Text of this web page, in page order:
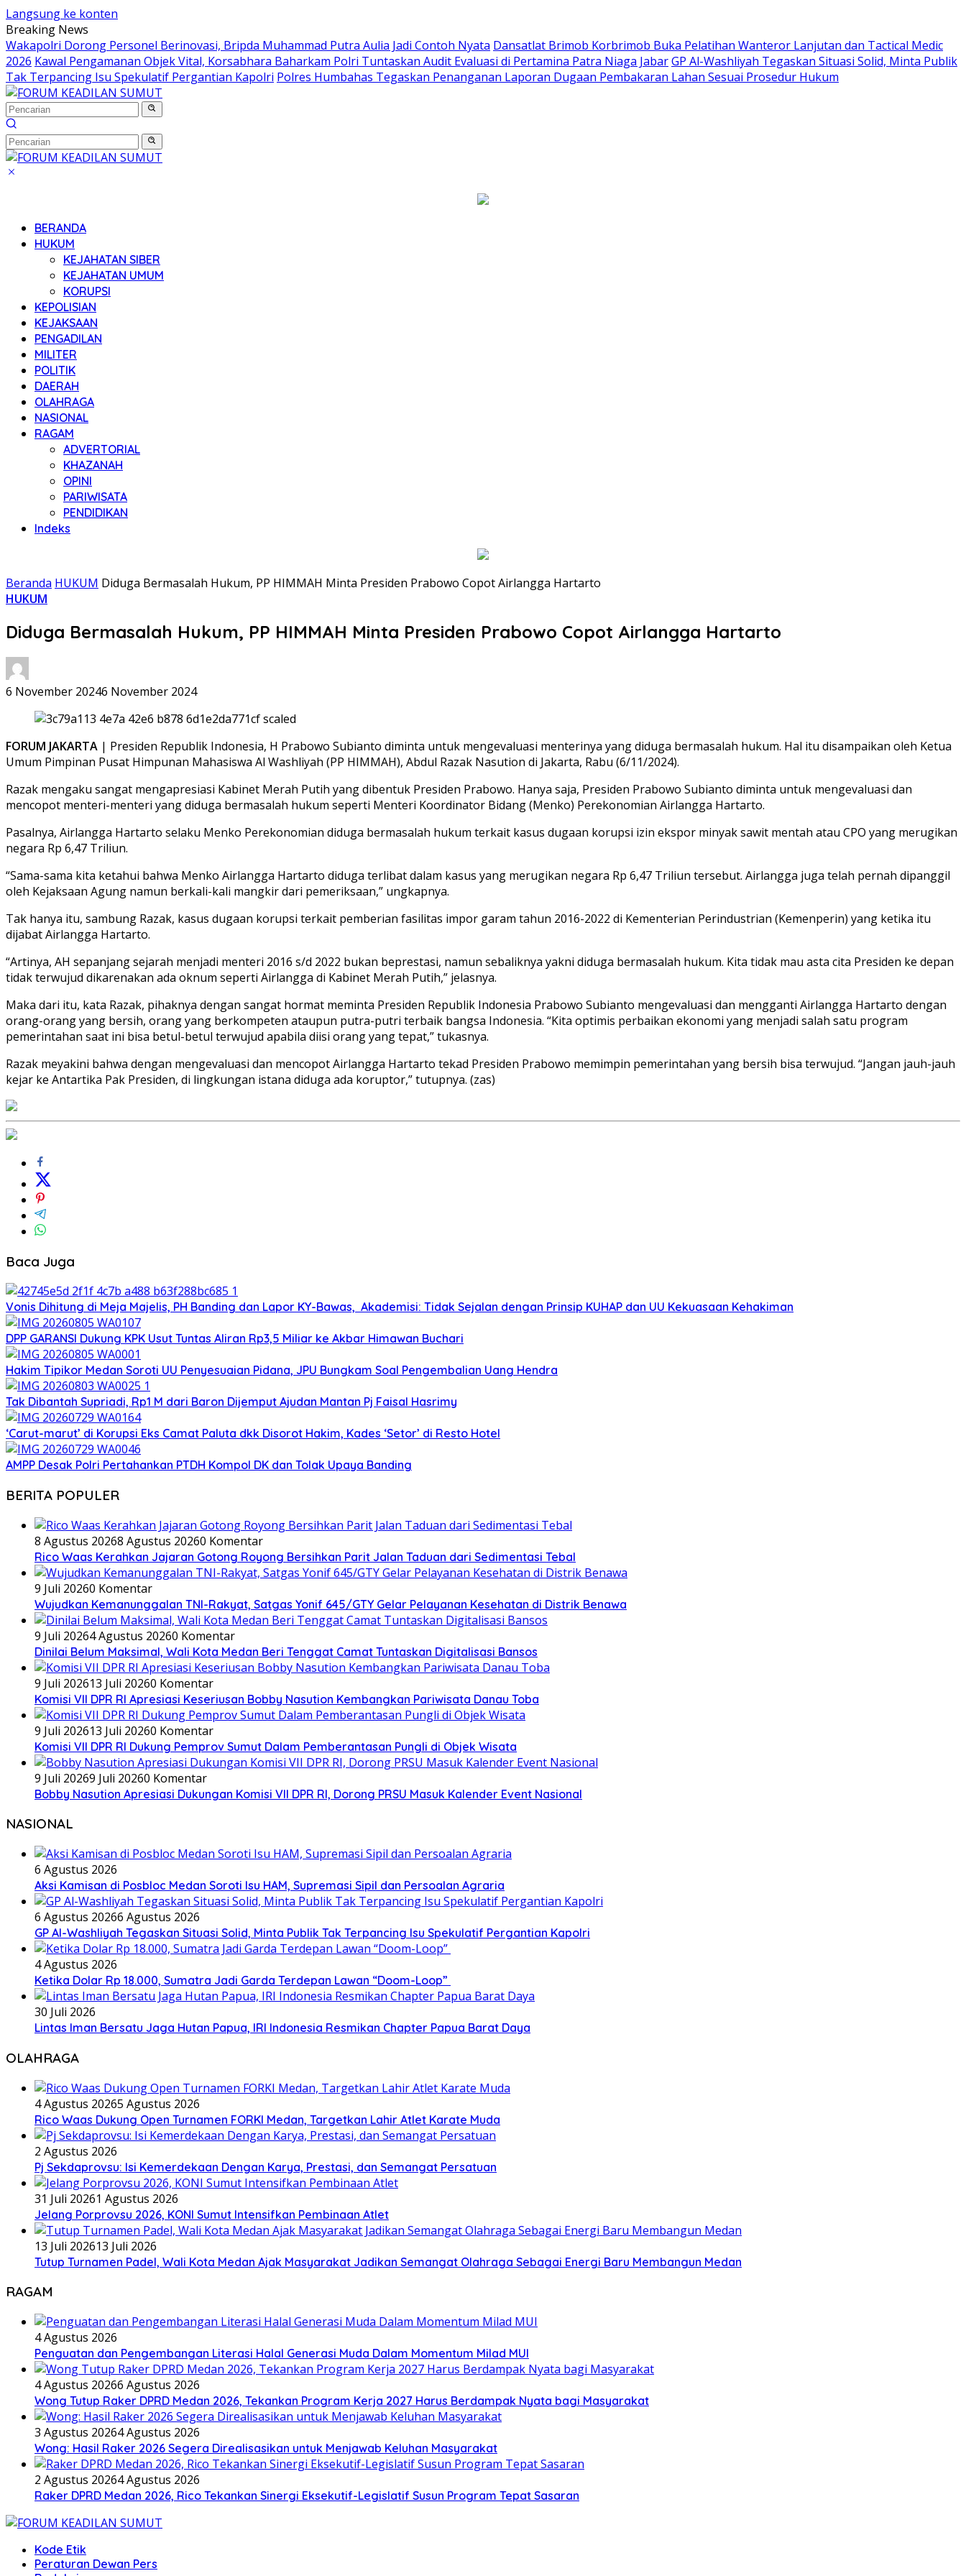
Langsung ke konten
Breaking News
Wakapolri Dorong Personel Berinovasi, Bripda Muhammad Putra Aulia Jadi Contoh Nyata Dansatlat Brimob Korbrimob Buka Pelatihan Wanteror Lanjutan dan Tactical Medic
2026 Kawal Pengamanan Objek Vital, Korsabhara Baharkam Polri Tuntaskan Audit Evaluasi di Pertamina Patra Niaga JabarGP Al-Washliyah Tegaskan Situasi Solid, Minta Publik
Tak Terpancing Isu Spekulatif Pergantian Kapolri Polres Humbahas Tegaskan Penanganan Laporan Dugaan Pembakaran Lahan Sesuai Prosedur Hukum
BERANDA
HUKUM
KEJAHATAN SIBER
KEJAHATAN UMUM
KORUPSI
KEPOLISIAN
KEJAKSAAN
PENGADILAN
MILITER
POLITIK
DAERAH
OLAHRAGA
NASIONAL
RAGAM
ADVERTORIAL
KHAZANAH
OPINI
PARIWISATA
PENDIDIKAN
Indeks
Beranda HUKUM Diduga Bermasalah Hukum, PP HIMMAH Minta Presiden Prabowo Copot Airlangga Hartarto
HUKUM
Diduga Bermasalah Hukum, PP HIMMAH Minta Presiden Prabowo Copot Airlangga Hartarto
6 November 20246 November 2024
FORUM JAKARTA | Presiden Republik Indonesia, H Prabowo Subianto diminta untuk mengevaluasi menterinya yang diduga bermasalah hukum. Hal itu disampaikan oleh Ketua
Umum Pimpinan Pusat Himpunan Mahasiswa Al Washliyah (PP HIMMAH), Abdul Razak Nasution di Jakarta, Rabu (6/11/2024).
Razak mengaku sangat mengapresiasi Kabinet Merah Putih yang dibentuk Presiden Prabowo. Hanya saja, Presiden Prabowo Subianto diminta untuk mengevaluasi dan
mencopot menteri-menteri yang diduga bermasalah hukum seperti Menteri Koordinator Bidang (Menko) Perekonomian Airlangga Hartarto.
Pasalnya, Airlangga Hartarto selaku Menko Perekonomian diduga bermasalah hukum terkait kasus dugaan korupsi izin ekspor minyak sawit mentah atau CPO yang merugikan
negara Rp 6,47 Triliun.
“Sama-sama kita ketahui bahwa Menko Airlangga Hartarto diduga terlibat dalam kasus yang merugikan negara Rp 6,47 Triliun tersebut. Airlangga juga telah pernah dipanggil
oleh Kejaksaan Agung namun berkali-kali mangkir dari pemeriksaan,” ungkapnya.
Tak hanya itu, sambung Razak, kasus dugaan korupsi terkait pemberian fasilitas impor garam tahun 2016-2022 di Kementerian Perindustrian (Kemenperin) yang ketika itu
dijabat Airlangga Hartarto.
“Artinya, AH sepanjang sejarah menjadi menteri 2016 s/d 2022 bukan beprestasi, namun sebaliknya yakni diduga bermasalah hukum. Kita tidak mau asta cita Presiden ke depan
tidak terwujud dikarenakan ada oknum seperti Airlangga di Kabinet Merah Putih,” jelasnya.
Maka dari itu, kata Razak, pihaknya dengan sangat hormat meminta Presiden Republik Indonesia Prabowo Subianto mengevaluasi dan mengganti Airlangga Hartarto dengan
orang-orang yang bersih, orang yang berkompeten ataupun putra-putri terbaik bangsa Indonesia. “Kita optimis perbaikan ekonomi yang menjadi salah satu program
pemerintahan saat ini bisa betul-betul terwujud apabila diisi orang yang tepat,” tukasnya.
Razak meyakini bahwa dengan mengevaluasi dan mencopot Airlangga Hartarto tekad Presiden Prabowo memimpin pemerintahan yang bersih bisa terwujud. “Jangan jauh-jauh
kejar ke Antartika Pak Presiden, di lingkungan istana diduga ada koruptor,” tutupnya. (zas)
Baca Juga
Vonis Dihitung di Meja Majelis, PH Banding dan Lapor KY-Bawas, Akademisi: Tidak Sejalan dengan Prinsip KUHAP dan UU Kekuasaan Kehakiman
DPP GARANSI Dukung KPK Usut Tuntas Aliran Rp3,5 Miliar ke Akbar Himawan Buchari
Hakim Tipikor Medan Soroti UU Penyesuaian Pidana, JPU Bungkam Soal Pengembalian Uang Hendra
Tak Dibantah Supriadi, Rp1 M dari Baron Dijemput Ajudan Mantan Pj Faisal Hasrimy
‘Carut-marut’ di Korupsi Eks Camat Paluta dkk Disorot Hakim, Kades ‘Setor’ di Resto Hotel
AMPP Desak Polri Pertahankan PTDH Kompol DK dan Tolak Upaya Banding
BERITA POPULER
8 Agustus 20268 Agustus 20260 Komentar
Rico Waas Kerahkan Jajaran Gotong Royong Bersihkan Parit Jalan Taduan dari Sedimentasi Tebal
9 Juli 20260 Komentar
Wujudkan Kemanunggalan TNI-Rakyat, Satgas Yonif 645/GTY Gelar Pelayanan Kesehatan di Distrik Benawa
9 Juli 20264 Agustus 20260 Komentar
Dinilai Belum Maksimal, Wali Kota Medan Beri Tenggat Camat Tuntaskan Digitalisasi Bansos
9 Juli 202613 Juli 20260 Komentar
Komisi VII DPR RI Apresiasi Keseriusan Bobby Nasution Kembangkan Pariwisata Danau Toba
9 Juli 202613 Juli 20260 Komentar
Komisi VII DPR RI Dukung Pemprov Sumut Dalam Pemberantasan Pungli di Objek Wisata
9 Juli 20269 Juli 20260 Komentar
Bobby Nasution Apresiasi Dukungan Komisi VII DPR RI, Dorong PRSU Masuk Kalender Event Nasional
NASIONAL
6 Agustus 2026
Aksi Kamisan di Posbloc Medan Soroti Isu HAM, Supremasi Sipil dan Persoalan Agraria
6 Agustus 20266 Agustus 2026
GP Al-Washliyah Tegaskan Situasi Solid, Minta Publik Tak Terpancing Isu Spekulatif Pergantian Kapolri
4 Agustus 2026
Ketika Dolar Rp 18.000, Sumatra Jadi Garda Terdepan Lawan “Doom-Loop”
30 Juli 2026
Lintas Iman Bersatu Jaga Hutan Papua, IRI Indonesia Resmikan Chapter Papua Barat Daya
OLAHRAGA
4 Agustus 20265 Agustus 2026
Rico Waas Dukung Open Turnamen FORKI Medan, Targetkan Lahir Atlet Karate Muda
2 Agustus 2026
Pj Sekdaprovsu: Isi Kemerdekaan Dengan Karya, Prestasi, dan Semangat Persatuan
31 Juli 20261 Agustus 2026
Jelang Porprovsu 2026, KONI Sumut Intensifkan Pembinaan Atlet
13 Juli 202613 Juli 2026
Tutup Turnamen Padel, Wali Kota Medan Ajak Masyarakat Jadikan Semangat Olahraga Sebagai Energi Baru Membangun Medan
RAGAM
4 Agustus 2026
Penguatan dan Pengembangan Literasi Halal Generasi Muda Dalam Momentum Milad MUI
4 Agustus 20266 Agustus 2026
Wong Tutup Raker DPRD Medan 2026, Tekankan Program Kerja 2027 Harus Berdampak Nyata bagi Masyarakat
3 Agustus 20264 Agustus 2026
Wong: Hasil Raker 2026 Segera Direalisasikan untuk Menjawab Keluhan Masyarakat
2 Agustus 20264 Agustus 2026
Raker DPRD Medan 2026, Rico Tekankan Sinergi Eksekutif-Legislatif Susun Program Tepat Sasaran
Kode Etik
Peraturan Dewan Pers